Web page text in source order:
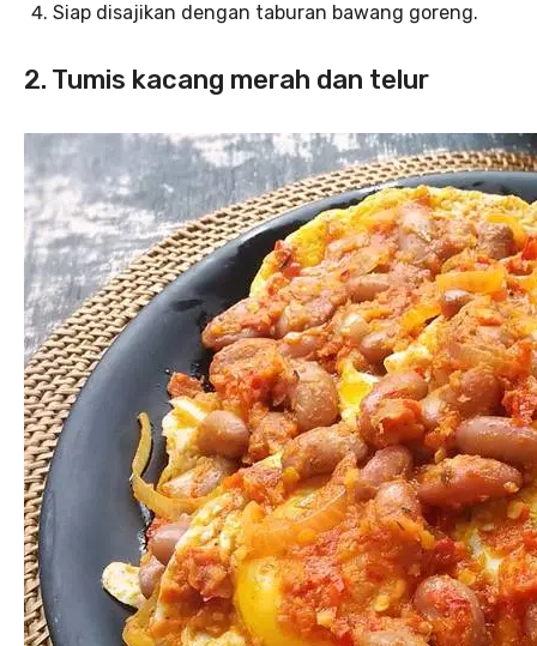
Siap disajikan dengan taburan bawang goreng.
2. Tumis kacang merah dan telur